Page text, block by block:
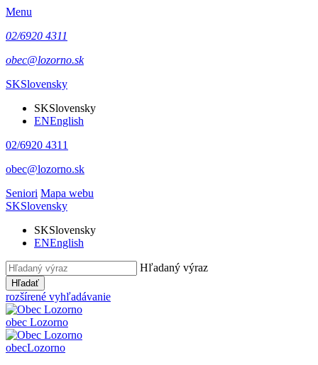
Menu
02/6920 4311
obec@lozorno.sk
SKSlovensky
SKSlovensky
ENEnglish
02/6920 4311
obec@lozorno.sk
Seniori Mapa webu
SKSlovensky
SKSlovensky
ENEnglish
Hľadaný výraz
Hľadať
rozšírené vyhľadávanie
obec Lozorno
obecLozorno